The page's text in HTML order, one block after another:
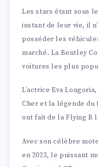
Les stars étant sous
instant de leur vie, il
posséder les
marché. La Bentley
voitures les plus
L’actrice Eva
Cher et la légende
ont fait de la Flying B
Avec son célèbre
en 2023, le puissant